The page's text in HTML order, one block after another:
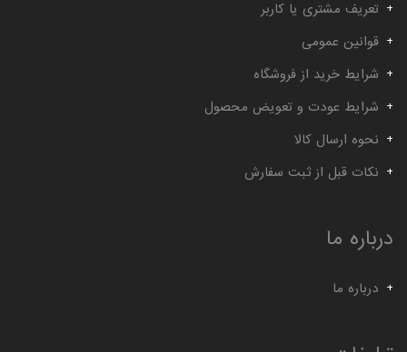
تعریف مشتری یا کاربر
قوانین عمومی
شرایط خرید از فروشگاه
شرایط عودت و تعویض محصول
نحوه ارسال کالا
نکات قبل از ثبت سفارش
درباره ما
درباره ما